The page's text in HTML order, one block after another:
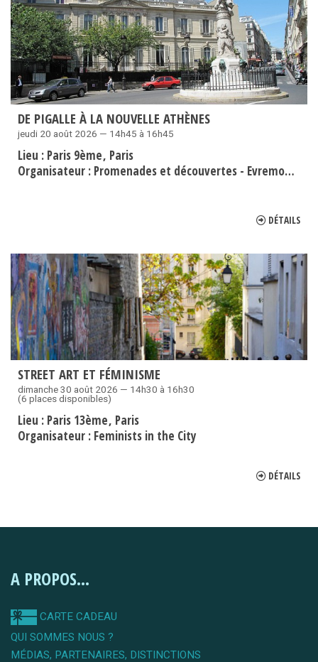
DE PIGALLE À LA NOUVELLE ATHÈNES
jeudi 20 août 2026 — 14h45 à 16h45
Lieu : Paris 9ème Paris
Organisateur : Promenades et découvertes - Evremond Bac
DÉTAILS
STREET ART ET FÉMINISME
dimanche 30 août 2026 — 14h30 à 16h30
(6 places disponibles)
Lieu : Paris 13ème Paris
Organisateur : Feminists in the City
DÉTAILS
A PROPOS...
CARTE CADEAU
QUI SOMMES NOUS ?
MÉDIAS, PARTENAIRES, DISTINCTIONS